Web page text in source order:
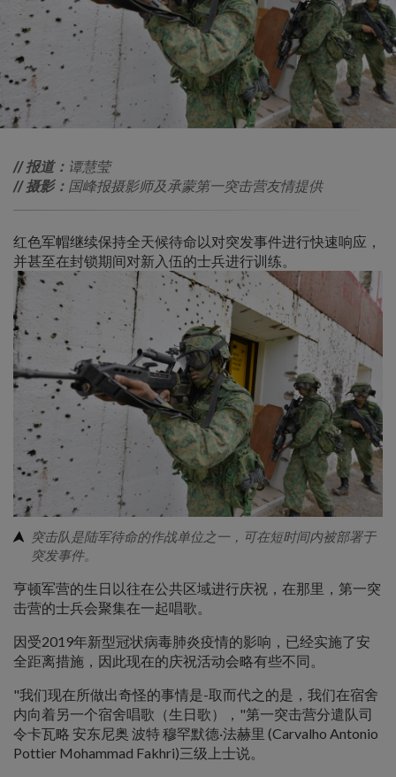
// 报道： 谭慧莹
// 摄影： 国峰报摄影师及承蒙第一突击营友情提供
红色军帽继续保持全天候待命以对突发事件进行快速响应，
并甚至在封锁期间对新入伍的士兵进行训练。
突击队是陆军待命的作战单位之一，可在短时间内被部署于
突发事件。
亨顿军营的生日以往在公共区域进行庆祝，在那里，第一突
击营的士兵会聚集在一起唱歌。
因受2019年新型冠状病毒肺炎疫情的影响，已经实施了安
全距离措施，因此现在的庆祝活动会略有些不同。
"我们现在所做出奇怪的事情是-取而代之的是，我们在宿舍
内向着另一个宿舍唱歌（生日歌），"第一突击营分遣队司
令卡瓦略 安东尼奥 波特 穆罕默德·法赫里 (Carvalho Antonio
Pottier Mohammad Fakhri)三级上士说。